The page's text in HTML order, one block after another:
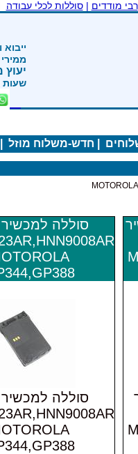
רבי מודדים |סוללות לכלי עבודה
ייבוא
יעוץ
שעות פתיחה:
חדש-משלוח מוזל
סוללה
סוללה